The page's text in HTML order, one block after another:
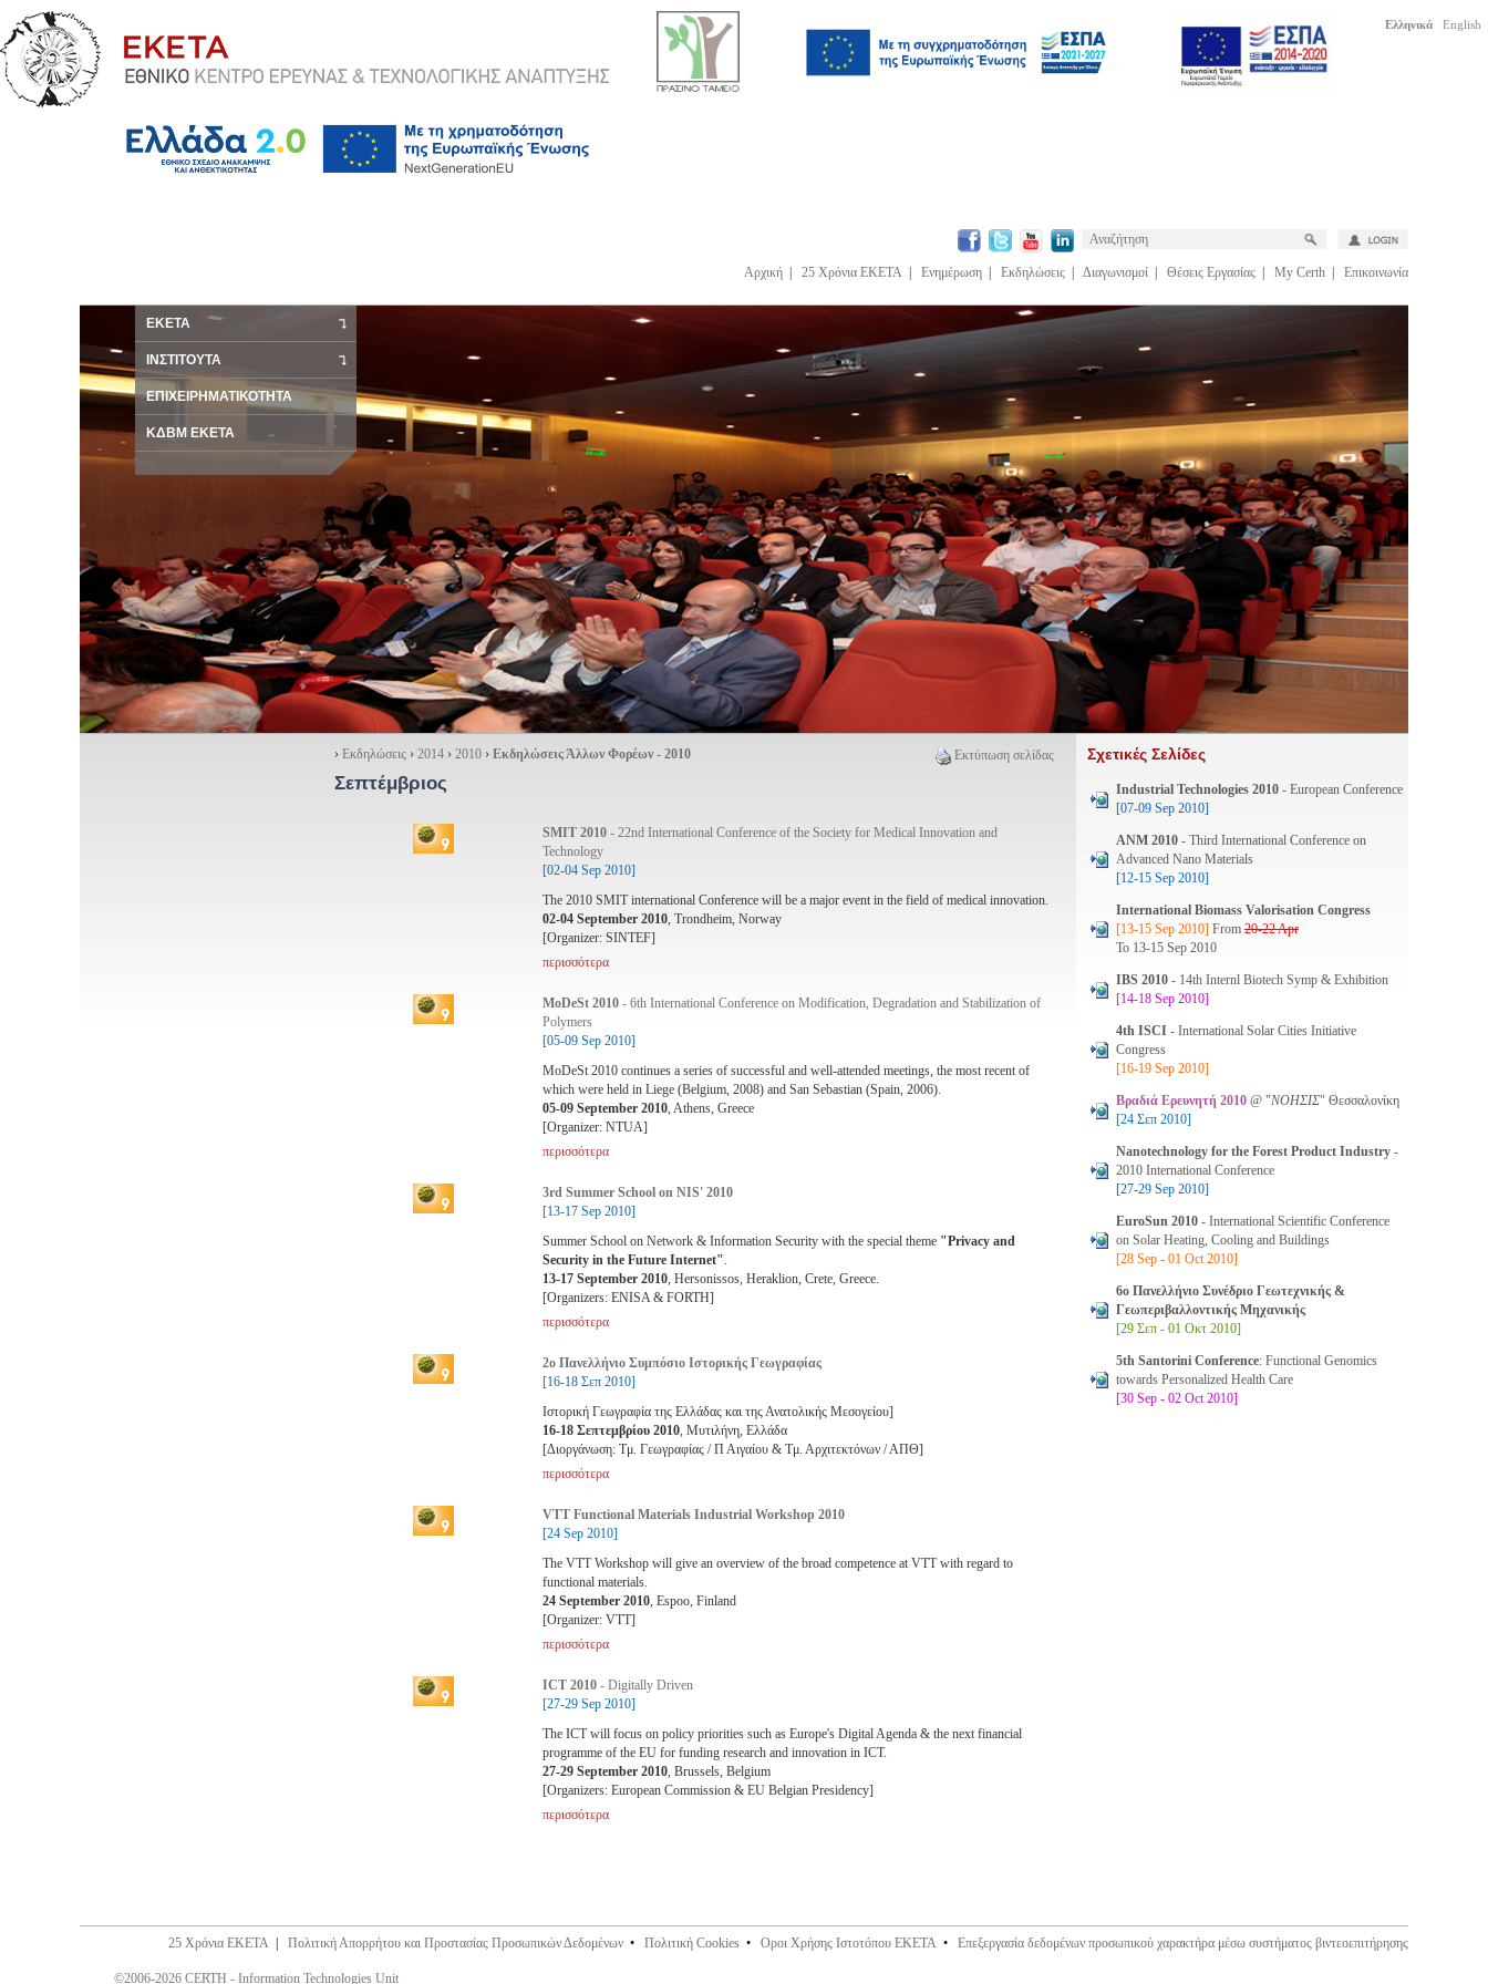
Ελληνικά English
Αρχική 25 Χρόνια ΕΚΕΤΑ Ενημέρωση Εκδηλώσεις Διαγωνισμοί Θέσεις Εργασίας My Certh Επικοινωνία
ΕΚΕΤΑ
ΙΝΣΤΙΤΟΥΤΑ
ΕΠΙΧΕΙΡΗΜΑΤΙΚΟΤΗΤΑ
ΚΔΒΜ ΕΚΕΤΑ
Εκτύπωση σελίδας
› Εκδηλώσεις › 2014 › 2010 › Εκδηλώσεις Άλλων Φορέων - 2010
Σεπτέμβριος
SMIT 2010 - 22nd International Conference of the Society for Medical Innovation and
Technology
[02-04 Sep 2010]
The 2010 SMIT international Conference will be a major event in the field of medical innovation.
02-04 September 2010, Trondheim, Norway
[Organizer: SINTEF]
περισσότερα
MoDeSt 2010 - 6th International Conference on Modification, Degradation and Stabilization of
Polymers
[05-09 Sep 2010]
MoDeSt 2010 continues a series of successful and well-attended meetings, the most recent of
which were held in Liege (Belgium, 2008) and San Sebastian (Spain, 2006).
05-09 September 2010, Athens, Greece
[Organizer: NTUA]
περισσότερα
3rd Summer School on NIS' 2010
[13-17 Sep 2010]
Summer School on Network & Information Security with the special theme "Privacy and
Security in the Future Internet".
13-17 September 2010, Hersonissos, Heraklion, Crete, Greece.
[Organizers: ENISA & FORTH]
περισσότερα
2ο Πανελλήνιο Συμπόσιο Ιστορικής Γεωγραφίας
[16-18 Σεπ 2010]
Ιστορική Γεωγραφία της Ελλάδας και της Ανατολικής Μεσογείου]
16-18 Σεπτεμβρίου 2010, Μυτιλήνη, Ελλάδα
[Διοργάνωση: Τμ. Γεωγραφίας / Π Αιγαίου & Τμ. Αρχιτεκτόνων / ΑΠΘ]
περισσότερα
VTT Functional Materials Industrial Workshop 2010
[24 Sep 2010]
The VTT Workshop will give an overview of the broad competence at VTT with regard to
functional materials.
24 September 2010, Espoo, Finland
[Organizer: VTT]
περισσότερα
ICT 2010 - Digitally Driven
[27-29 Sep 2010]
The ICT will focus on policy priorities such as Europe's Digital Agenda & the next financial
programme of the EU for funding research and innovation in ICT.
27-29 September 2010, Brussels, Belgium
[Organizers: European Commission & EU Belgian Presidency]
περισσότερα
Σχετικές Σελίδες
Industrial Technologies 2010 - European Conference
[07-09 Sep 2010]
ANM 2010 - Third International Conference on
Advanced Nano Materials
[12-15 Sep 2010]
International Biomass Valorisation Congress
[13-15 Sep 2010] From 20-22 Apr
To 13-15 Sep 2010
IBS 2010 - 14th Internl Biotech Symp & Exhibition
[14-18 Sep 2010]
4th ISCI - International Solar Cities Initiative
Congress
[16-19 Sep 2010]
Βραδιά Ερευνητή 2010 @ "ΝΟΗΣΙΣ" Θεσσαλονίκη
[24 Σεπ 2010]
Nanotechnology for the Forest Product Industry -
2010 International Conference
[27-29 Sep 2010]
EuroSun 2010 - International Scientific Conference
on Solar Heating, Cooling and Buildings
[28 Sep - 01 Oct 2010]
6ο Πανελλήνιο Συνέδριο Γεωτεχνικής &
Γεωπεριβαλλοντικής Μηχανικής
[29 Σεπ - 01 Οκτ 2010]
5th Santorini Conference: Functional Genomics
towards Personalized Health Care
[30 Sep - 02 Oct 2010]
25 Χρόνια ΕΚΕΤΑ Πολιτική Απορρήτου και Προστασίας Προσωπικών Δεδομένων • Πολιτική Cookies • Οροι Χρήσης Ιστοτόπου ΕΚΕΤΑ • Επεξεργασία δεδομένων προσωπικού χαρακτήρα μέσω συστήματος βιντεοεπιτήρησης
©2006-2026 CERTH - Information Technologies Unit